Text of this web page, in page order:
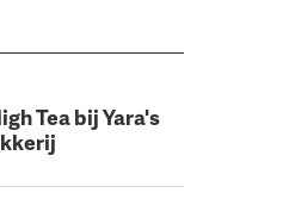
Tea bij Yara's